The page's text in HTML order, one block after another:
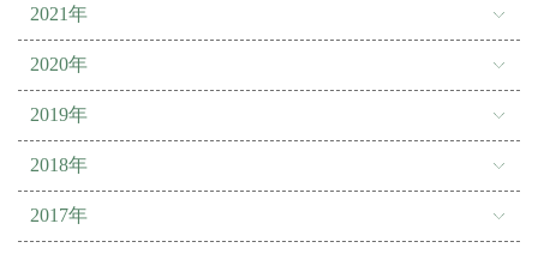
2021年
2020年
2019年
2018年
2017年